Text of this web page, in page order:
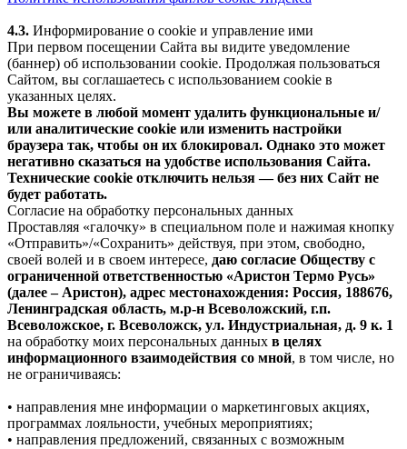
4.3. Информирование о cookie и управление ими
При первом посещении Сайта вы видите уведомление
(баннер) об использовании cookie. Продолжая пользоваться
Сайтом, вы соглашаетесь с использованием cookie в
указанных целях.
Вы можете в любой момент удалить функциональные и/
или аналитические cookie или изменить настройки
браузера так, чтобы он их блокировал. Однако это может
негативно сказаться на удобстве использования Сайта.
Технические cookie отключить нельзя — без них Сайт не
будет работать.
Согласие на обработку персональных данных
Проставляя «галочку» в специальном поле и нажимая кнопку
«Отправить»/«Сохранить» действуя, при этом, свободно,
своей волей и в своем интересе, даю согласие Обществу с
ограниченной ответственностью «Аристон Термо Русь»
(далее – Аристон), адрес местонахождения: Россия, 188676,
Ленинградская область, м.р-н Всеволожский, г.п.
Всеволожское, г. Всеволожск, ул. Индустриальная, д. 9 к. 1
на обработку моих персональных данных в целях
информационного взаимодействия со мной, в том числе, но
не ограничиваясь:
• направления мне информации о маркетинговых акциях,
программах лояльности, учебных мероприятиях;
• направления предложений, связанных с возможным